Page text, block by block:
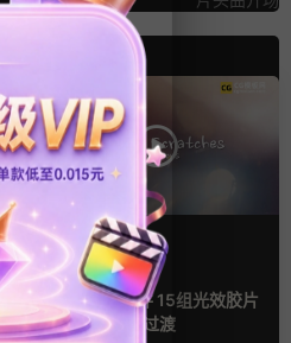
FCPX转场
光效
复古风
支持Intel+M芯片
FCPX转场插件 15组光效胶片
划痕复古视频过渡